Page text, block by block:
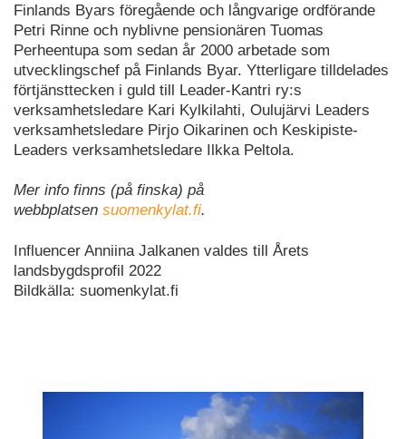
Finlands Byars föregående och långvarige ordförande
Petri Rinne och nyblivne pensionären Tuomas
Perheentupa som sedan år 2000 arbetade som
utvecklingschef på Finlands Byar. Ytterligare tilldelades
förtjänsttecken i guld till Leader-Kantri ry:s
verksamhetsledare Kari Kylkilahti, Oulujärvi Leaders
verksamhetsledare Pirjo Oikarinen och Keskipiste-
Leaders verksamhetsledare Ilkka Peltola.
Mer info finns (på finska) på
webbplatsen suomenkylat.fi.
Influencer Anniina Jalkanen valdes till Årets
landsbygdsprofil 2022
Bildkälla: suomenkylat.fi